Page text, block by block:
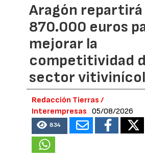
Aragón repartirá
870.000 euros
mejorar la
competitividad
sector
Redacción Tierras /
Interempresas
05/08/2026
834